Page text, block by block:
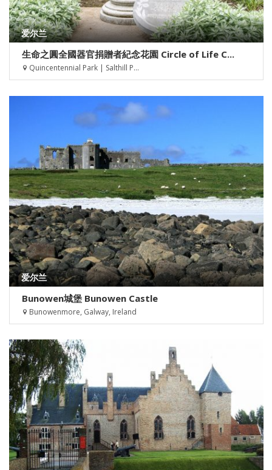
爱尔兰
生命之圓全國器官捐贈者紀念花園 Circle of Life C...
Quincentennial Park | Salthill P...
爱尔兰
Bunowen城堡 Bunowen Castle
Bunowenmore, Galway, Ireland